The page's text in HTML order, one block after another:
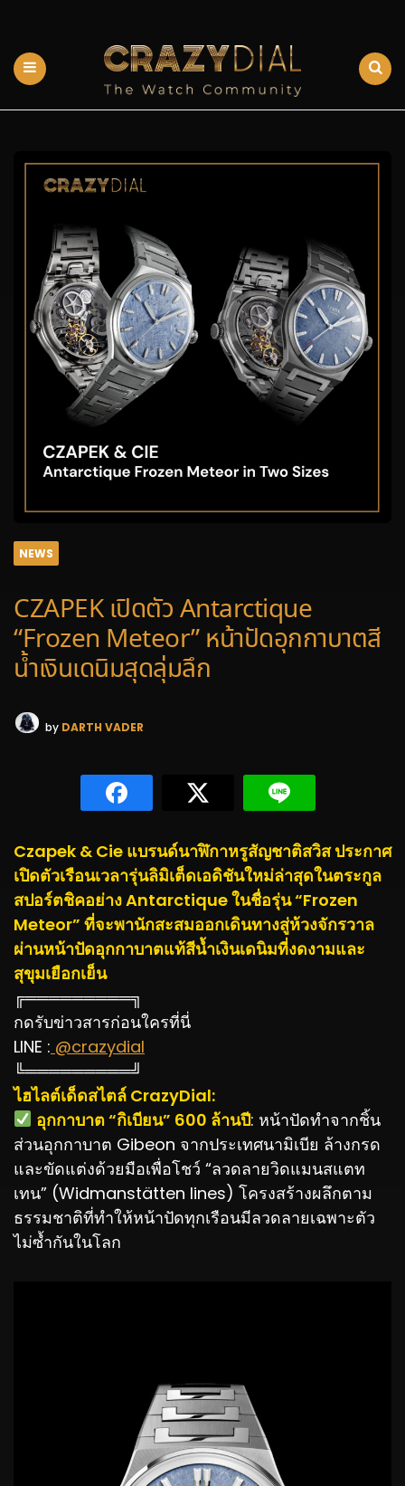
NEWS
CZAPEK เปิดตัว Antarctique
“Frozen Meteor” หน้าปัดอุกกาบาตสี
น้ำเงินเดนิมสุดลุ่มลึก
by DARTH VADER
Czapek & Cie แบรนด์นาฬิกาหรูสัญชาติสวิส ประกาศ
เปิดตัวเรือนเวลารุ่นลิมิเต็ดเอดิชันใหม่ล่าสุดในตระกูล
สปอร์ตชิคอย่าง Antarctique ในชื่อรุ่น “Frozen
Meteor” ที่จะพานักสะสมออกเดินทางสู่ห้วงจักรวาล
ผ่านหน้าปัดอุกกาบาตแท้สีน้ำเงินเดนิมที่งดงามและ
สุขุมเยือกเย็น
╔═════════╗
กดรับข่าวสารก่อนใครที่นี่
LINE : @crazydial
╚═════════╝
ไฮไลต์เด็ดสไตล์ CrazyDial:
️ อุกกาบาต “กิเบียน” 600 ล้านปี: หน้าปัดทำจากชิ้น
ส่วนอุกกาบาต Gibeon จากประเทศนามิเบีย ล้างกรด
และขัดแต่งด้วยมือเพื่อโชว์ “ลวดลายวิดแมนสแตท
เทน” (Widmanstätten lines) โครงสร้างผลึกตาม
ธรรมชาติที่ทำให้หน้าปัดทุกเรือนมีลวดลายเฉพาะตัว
ไม่ซ้ำกันในโลก